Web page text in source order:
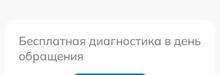
Бесплатная диагностика в день
обращения